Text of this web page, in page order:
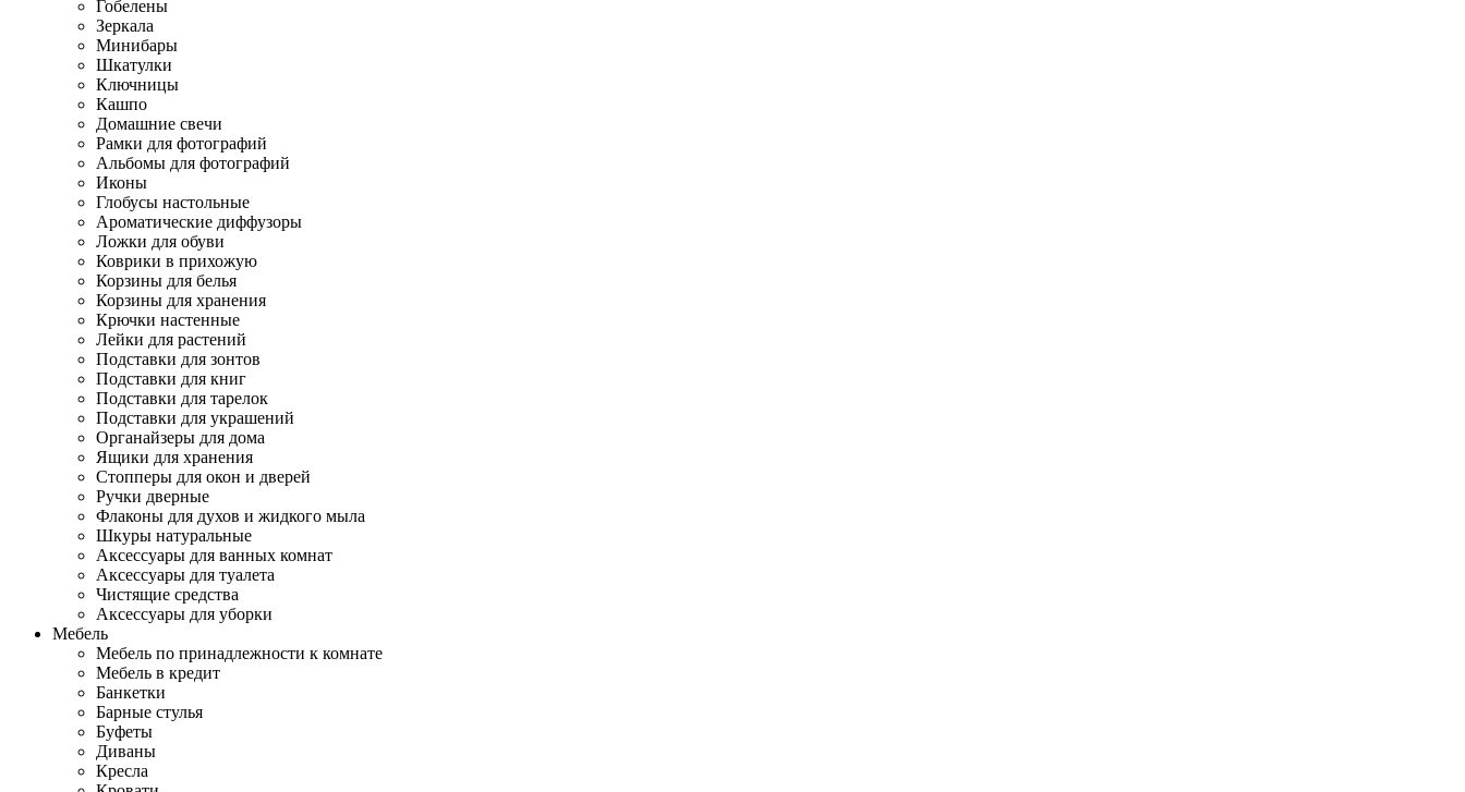
Гобелены
Зеркала
Минибары
Шкатулки
Ключницы
Кашпо
Домашние свечи
Рамки для фотографий
Альбомы для фотографий
Иконы
Глобусы настольные
Ароматические диффузоры
Ложки для обуви
Коврики в прихожую
Корзины для белья
Корзины для хранения
Крючки настенные
Лейки для растений
Подставки для зонтов
Подставки для книг
Подставки для тарелок
Подставки для украшений
Органайзеры для дома
Ящики для хранения
Стопперы для окон и дверей
Ручки дверные
Флаконы для духов и жидкого мыла
Шкуры натуральные
Аксессуары для ванных комнат
Аксессуары для туалета
Чистящие средства
Аксессуары для уборки
Мебель
Мебель по принадлежности к комнате
Мебель в кредит
Банкетки
Барные стулья
Буфеты
Диваны
Кресла